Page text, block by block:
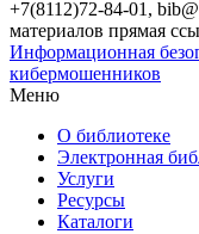
+7(8112)72-84-01,
материалов прямая
Информационная
кибермошенников
Меню
О библиотеке
Электронная
Услуги
Ресурсы
Каталоги